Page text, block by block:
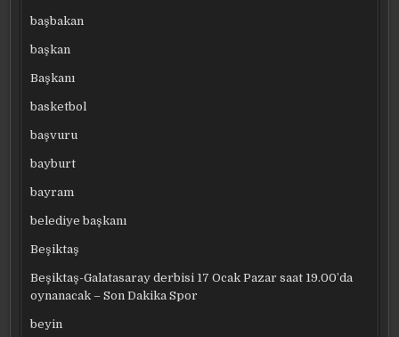
başbakan
başkan
Başkanı
basketbol
başvuru
bayburt
bayram
belediye başkanı
Beşiktaş
Beşiktaş-Galatasaray derbisi 17 Ocak Pazar saat 19.00’da
oynanacak – Son Dakika Spor
beyin